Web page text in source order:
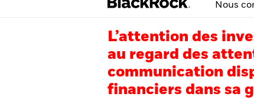
Nous
L’attention des
au regard des
communication
financiers dans sa